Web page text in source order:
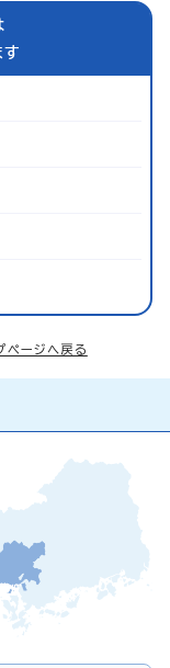
す
ページへ戻る